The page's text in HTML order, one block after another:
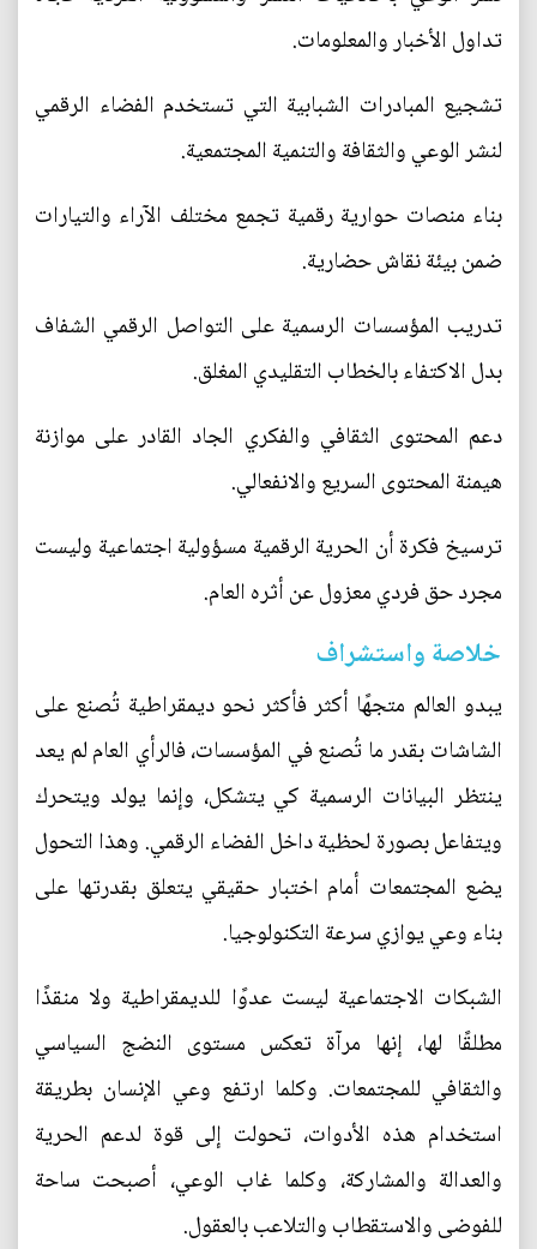
تداول الأخبار والمعلومات.
تشجيع المبادرات الشبابية التي تستخدم الفضاء الرقمي
لنشر الوعي والثقافة والتنمية المجتمعية.
بناء منصات حوارية رقمية تجمع مختلف الآراء والتيارات
ضمن بيئة نقاش حضارية.
تدريب المؤسسات الرسمية على التواصل الرقمي الشفاف
بدل الاكتفاء بالخطاب التقليدي المغلق.
دعم المحتوى الثقافي والفكري الجاد القادر على موازنة
هيمنة المحتوى السريع والانفعالي.
ترسيخ فكرة أن الحرية الرقمية مسؤولية اجتماعية وليست
مجرد حق فردي معزول عن أثره العام.
خلاصة واستشراف
يبدو العالم متجهًا أكثر فأكثر نحو ديمقراطية تُصنع على
الشاشات بقدر ما تُصنع في المؤسسات، فالرأي العام لم يعد
ينتظر البيانات الرسمية كي يتشكل، وإنما يولد ويتحرك
ويتفاعل بصورة لحظية داخل الفضاء الرقمي. وهذا التحول
يضع المجتمعات أمام اختبار حقيقي يتعلق بقدرتها على
بناء وعي يوازي سرعة التكنولوجيا.
الشبكات الاجتماعية ليست عدوًا للديمقراطية ولا منقذًا
مطلقًا لها، إنها مرآة تعكس مستوى النضج السياسي
والثقافي للمجتمعات. وكلما ارتفع وعي الإنسان بطريقة
استخدام هذه الأدوات، تحولت إلى قوة لدعم الحرية
والعدالة والمشاركة، وكلما غاب الوعي، أصبحت ساحة
للفوضى والاستقطاب والتلاعب بالعقول.